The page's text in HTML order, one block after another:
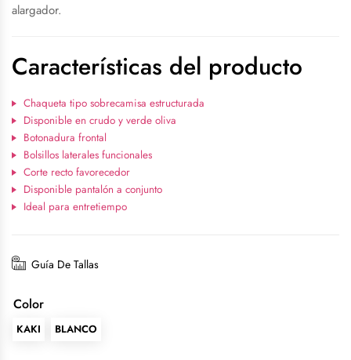
alargador.
Características del producto
Chaqueta tipo sobrecamisa estructurada
Disponible en crudo y verde oliva
Botonadura frontal
Bolsillos laterales funcionales
Corte recto favorecedor
Disponible pantalón a conjunto
Ideal para entretiempo
Guía De Tallas
Color
KAKI BLANCO